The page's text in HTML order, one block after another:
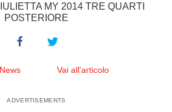
MY 2014 TRE QUARTI
POSTERIORE
Vai all'articolo